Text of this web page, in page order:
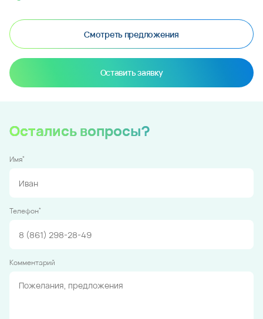
Смотреть предложения
Оставить заявку
Остались вопросы?
Имя*
Телефон*
Комментарий